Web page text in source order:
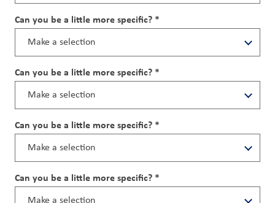
Can you be a little more specific? *
Can you be a little more specific? *
Can you be a little more specific? *
Can you be a little more specific? *